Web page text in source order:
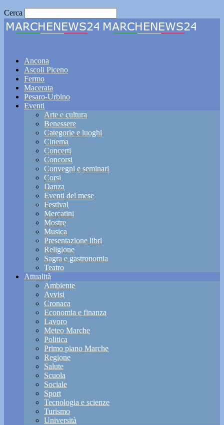
Cerca
Ancona
Ascoli Piceno
Fermo
Macerata
Pesaro-Urbino
Eventi
Arte e cultura
Benessere
Categorie e luoghi
Cinema
Concerti
Concorsi
Convegni e seminari
Corsi
Danza
Eventi del mese
Festival
Mercatini
Mostre
Musica
Presentazione libri
Religione
Sagra e gastronomia
Teatro
Attualità
Ambiente
Avvisi
Cronaca
Economia e finanza
Lavoro
Meteo Marche
Politica
Primo piano Marche
Regione
Salute
Scuola
Sociale
Sport
Tecnologia e scienze
Turismo
Università